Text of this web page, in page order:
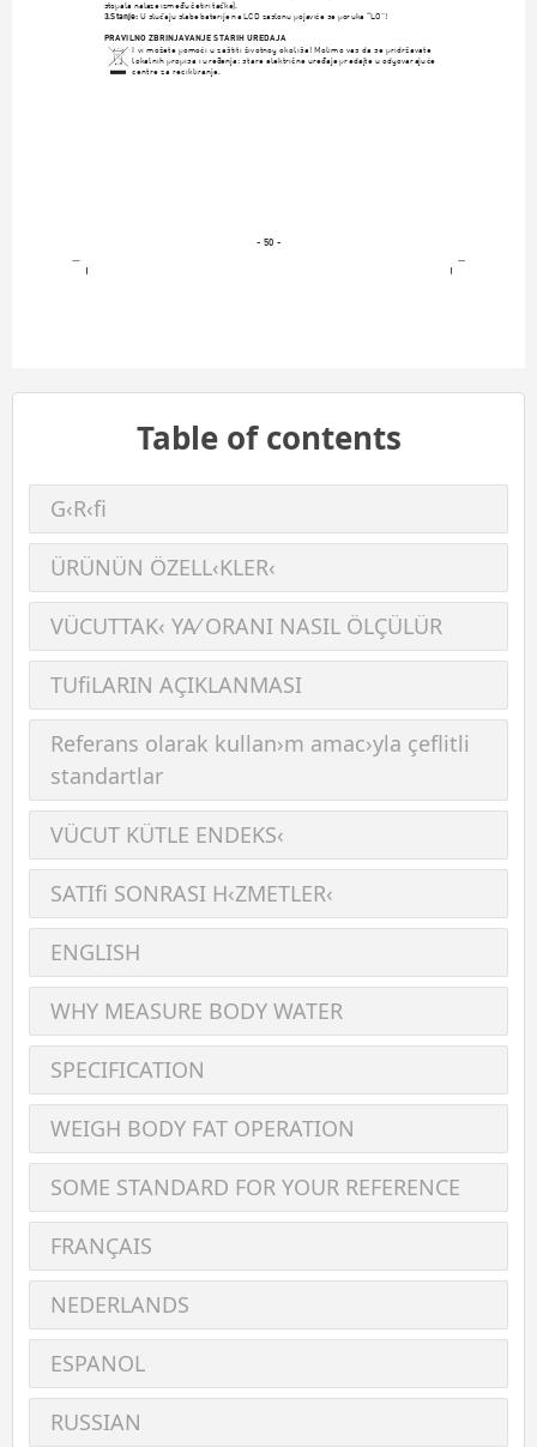
stopala nalaze izmed¯u ˇcetiri taˇcke).
3.Stanje: U sluˇcaju slabe baterije na LCD zaslonu pojavi´ce se poruka “LO”!
PRAVILNO ZBRINJAVANJE STARIH URE–DAJA
I vi moˇzete pomo´ci u zaˇstiti ˇzivotnog okoliˇsa! Molimo vas da se pridrˇzavate
lokalnih propisa i ured¯enja: stare elektriˇcne ured¯aje predajte u odgovaraju´ce
centre za recikliranje.
- 50 -
Table of contents
G‹R‹ﬁ
ÜRÜNÜN ÖZELL‹KLER‹
VÜCUTTAK‹ YA⁄ ORANI NASIL ÖLÇÜLÜR
TUﬁLARIN AÇIKLANMASI
Referans olarak kullan›m amac›yla çeﬂitli
standartlar
VÜCUT KÜTLE ENDEKS‹
SATIﬁ SONRASI H‹ZMETLER‹
ENGLISH
WHY MEASURE BODY WATER
SPECIFICATION
WEIGH BODY FAT OPERATION
SOME STANDARD FOR YOUR REFERENCE
FRANÇAIS
NEDERLANDS
ESPANOL
RUSSIAN